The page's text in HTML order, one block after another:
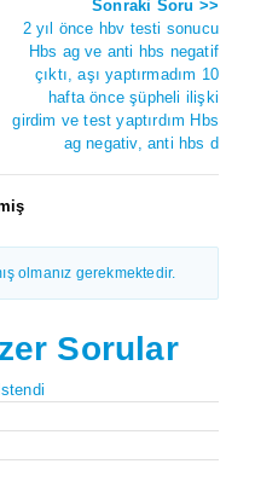
Sonraki Soru >>
2 yıl önce hbv testi sonucu
Hbs ag ve anti hbs negatif
çıktı, aşı yaptırmadım 10
hafta önce şüpheli ilişki
girdim ve test yaptırdım Hbs
ag negativ, anti hbs d
olmanız gerekmektedir.
Sorular